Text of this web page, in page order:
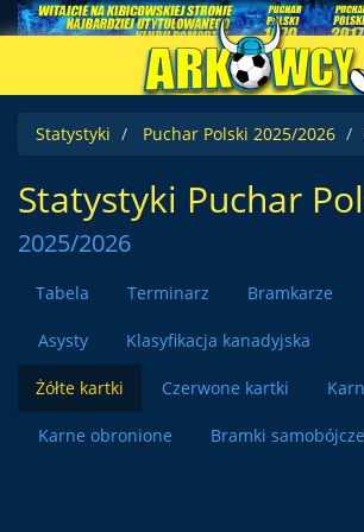
Statystyki
Puchar Polski 2025/2026
Statystyki Puchar
2025/2026
Tabela Terminarz Bramkarze
Asysty Klasyfikacja kanadyjska
Żółte kartki Czerwone kartki
Karne obronione Bramki samobójcze